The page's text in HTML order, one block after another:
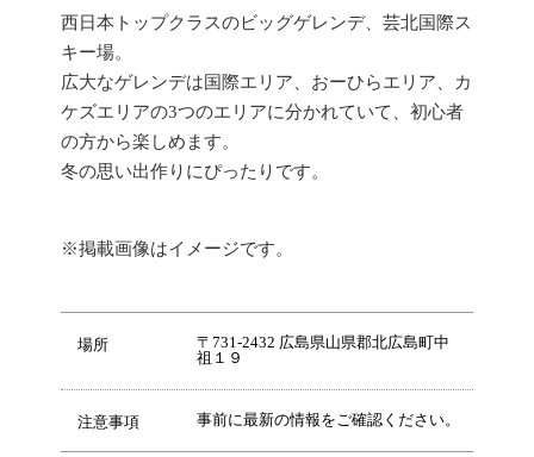
西日本トップクラスのビッグゲレンデ、芸北国際ス
キー場。
広大なゲレンデは国際エリア、おーひらエリア、カ
ケズエリアの3つのエリアに分かれていて、初心者
の方から楽しめます。
冬の思い出作りにぴったりです。
※掲載画像はイメージです。
場所
〒731-2432 広島県山県郡北広島町中
祖１９
注意事項 事前に最新の情報をご確認ください。